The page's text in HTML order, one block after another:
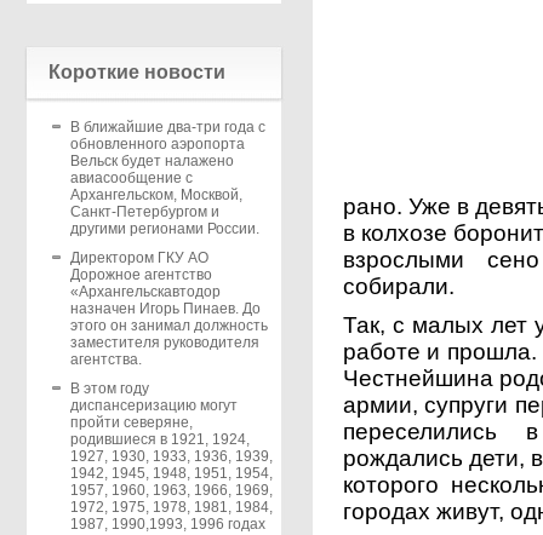
Короткие новости
В ближайшие два-три года с
обновленного аэропорта
Вельск будет налажено
авиасообщение с
Архангельском, Москвой,
Санкт-Петербургом и
другими регионами России.
Директором ГКУ АО
Дорожное агентство
«Архангельскавтодор
назначен Игорь Пинаев. До
этого он занимал должность
заместителя руководителя
агентства.
В этом году
диспансеризацию могут
пройти северяне,
родившиеся в 1921, 1924,
1927, 1930, 1933, 1936, 1939,
1942, 1945, 1948, 1951, 1954,
1957, 1960, 1963, 1966, 1969,
1972, 1975, 1978, 1981, 1984,
1987, 1990,1993, 1996 годах
рано. Уже в
в колхозе
взрослыми
собирали.
Так, с малых лет
работе и
Честнейшина
армии, супруги
рождались дети,
которого
городах живут,